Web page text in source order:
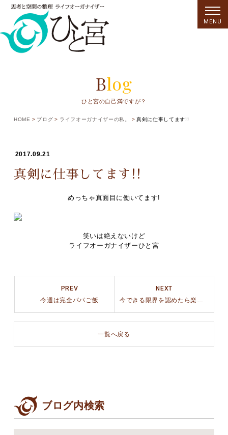
Blog
ひと宮の自己満ですが？
HOME ブログ ライフオーガナイザーの私。 真剣に仕事してます!!
2017.09.21
真剣に仕事してます!!
めっちゃ真面目に働いてます!
笑いは絶えないけど
ライフオーガナイザーひと宮
NEXT
PREV
今週は完全パパご飯
一覧へ戻る
ブログ内検索
MENU